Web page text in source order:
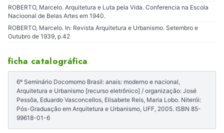
ROBERTO, Marcelo. Arquitetura e Luta pela Vida. Conferencia na Escola
Nacioonal de Belas Artes em 1940.
ROBERTO, Marcelo. In: Revista Arquitetura e Urbanismo. Setembro e
Outubro de 1939, p.42
ficha catalográfica
6º Seminário Docomomo Brasil: anais: moderno e nacional,
Arquitetura e Urbanismo [recurso eletrônico] / organização: José
Pessôa, Eduardo Vasconcellos, Elisabete Reis, Maria Lobo. Niterói:
Pós-Graduação em Arquitetura e Urbanismo, UFF, 2005. ISBN 85-
99618-01-6